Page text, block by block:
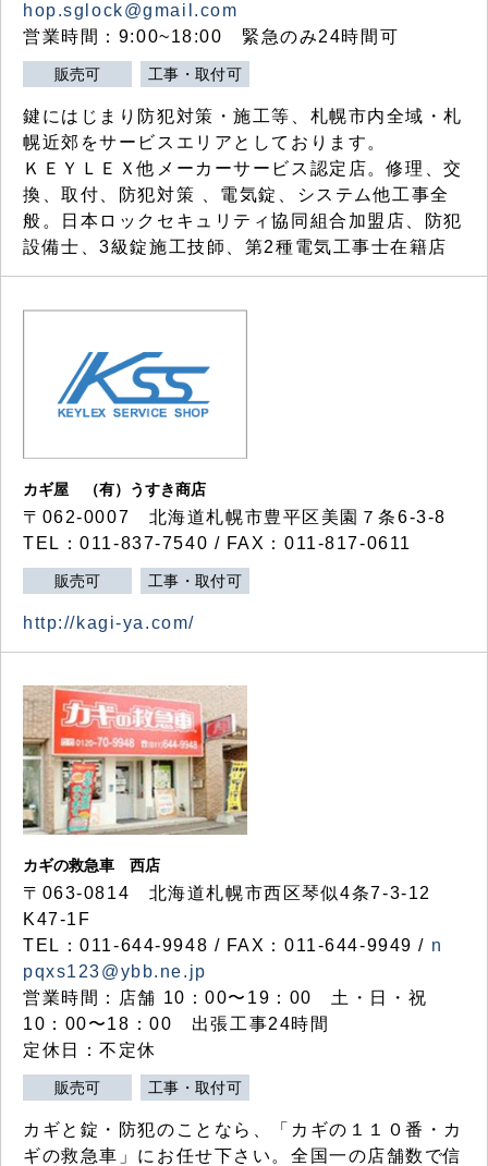
hop.sglock@gmail.com
営業時間：9:00~18:00 緊急のみ24時間可
販売可 工事・取付可
鍵にはじまり防犯対策・施工等、札幌市内全域・札
幌近郊をサービスエリアとしております。
ＫＥＹＬＥＸ他メーカーサービス認定店。修理、交
換、取付、防犯対策 、電気錠、システム他工事全
般。日本ロックセキュリティ協同組合加盟店、防犯
設備士、3級錠施工技師、第2種電気工事士在籍店
カギ屋 （有）うすき商店
〒062-0007 北海道札幌市豊平区美園７条6-3-8
TEL：011-837-7540 / FAX：011-817-0611
販売可 工事・取付可
http://kagi-ya.com/
カギの救急車 西店
〒063-0814 北海道札幌市西区琴似4条7-3-12
K47-1F
TEL：011-644-9948 / FAX：011-644-9949 / n
pqxs123@ybb.ne.jp
営業時間：店舗 10：00〜19：00 土・日・祝
10：00〜18：00 出張工事24時間
定休日：不定休
販売可 工事・取付可
カギと錠・防犯のことなら、「カギの１１０番・カ
ギの救急車」にお任せ下さい。全国一の店舗数で信